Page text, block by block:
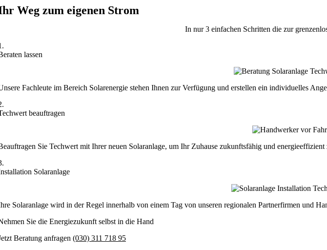
Weg zum eigenen Strom
In nur 3 einfachen Schritten die zur
lassen
Fachleute im Bereich Solarenergie stehen Ihnen zur Verfügung und erstellen ein individuelles
beauftragen
Sie Techwert mit Ihrer neuen Solaranlage, um Ihr Zuhause zukunftsfähig und energieeffizient
Solaranlage
Solaranlage wird in der Regel innerhalb von einem Tag von unseren regionalen Partnerfirmen und
Sie die Energiezukunft selbst in die Hand
Beratung anfragen (030) 311 718 95